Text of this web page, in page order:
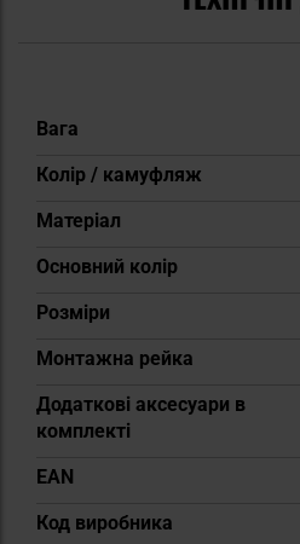
Докладніше
Вага
Колір / камуфляж
Матеріал
Основний колір
Розміри
Монтажна рейка
Додаткові аксесуари в
комплекті
EAN
Код виробника